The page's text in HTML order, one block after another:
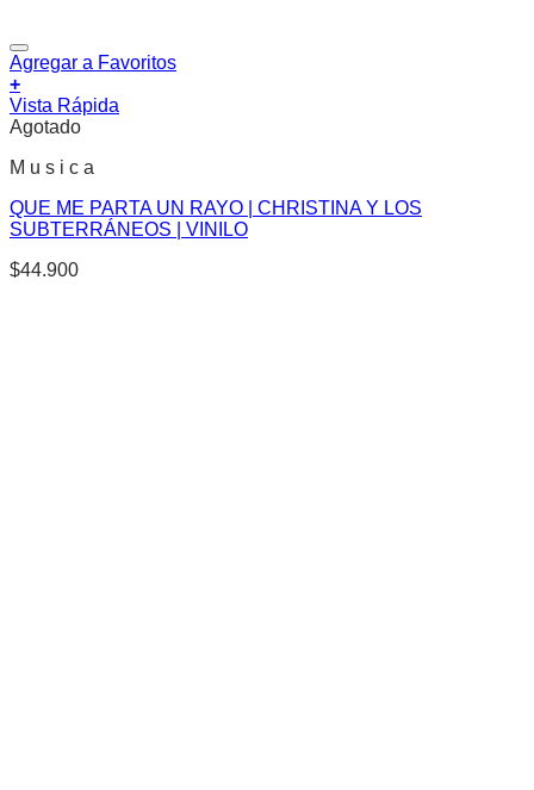
Agregar a Favoritos
+
Vista Rápida
Agotado
M u s i c a
QUE ME PARTA UN RAYO | CHRISTINA Y LOS
SUBTERRÁNEOS | VINILO
$44.900